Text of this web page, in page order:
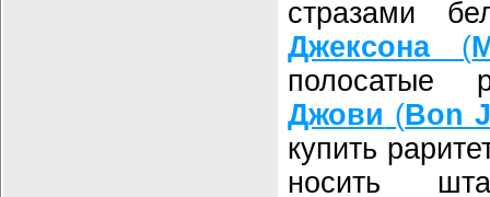
стразами
Джексона(
полосатые
Джови (Bon
купить
носить